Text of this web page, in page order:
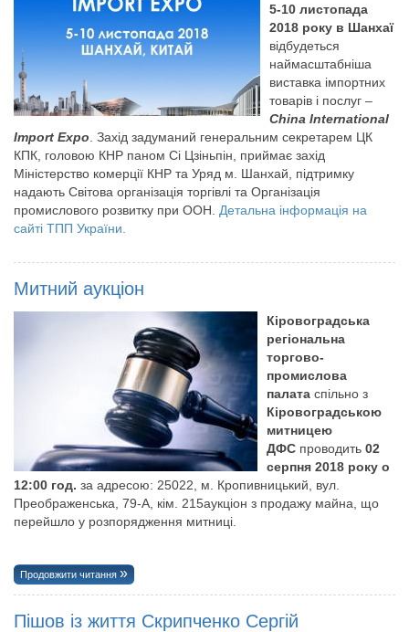
5-10 листопада
2018 року в Шанхаї
відбудеться
наймасштабніша
виставка імпортних
товарів і послуг –
China International
Import Expo . Захід задуманий генеральним секретарем ЦК
КПК, головою КНР паном Сі Цзіньпін, приймає захід
Міністерство комерції КНР та Уряд м. Шанхай, підтримку
надають Світова організація торгівлі та Організація
промислового розвитку при ООН. Детальна інформація на
сайті ТПП України.
Митний аукціон
Кіровоградська
регіональна
торгово-
промислова
палата спільно з
Кіровоградською
митницею
ДФС проводить 02
серпня 2018 року о
12:00 год. за адресою: 25022, м. Кропивницький, вул.
Преображенська, 79-А, кім. 215аукціон з продажу майна, що
перейшло у розпорядження митниці.
Продовжити читання
Пішов із життя Скрипченко Сергій